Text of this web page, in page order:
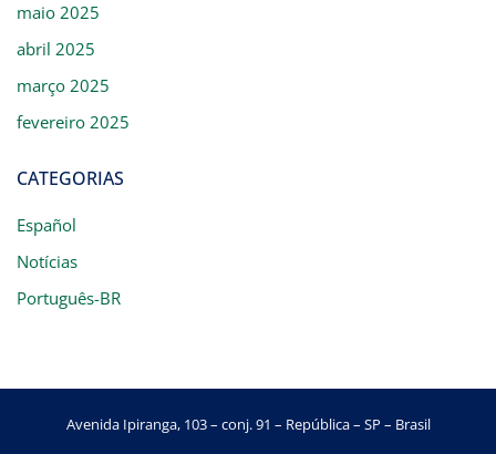
maio 2025
abril 2025
março 2025
fevereiro 2025
CATEGORIAS
Español
Notícias
Português-BR
Avenida Ipiranga, 103 – conj. 91 – República – SP – Brasil